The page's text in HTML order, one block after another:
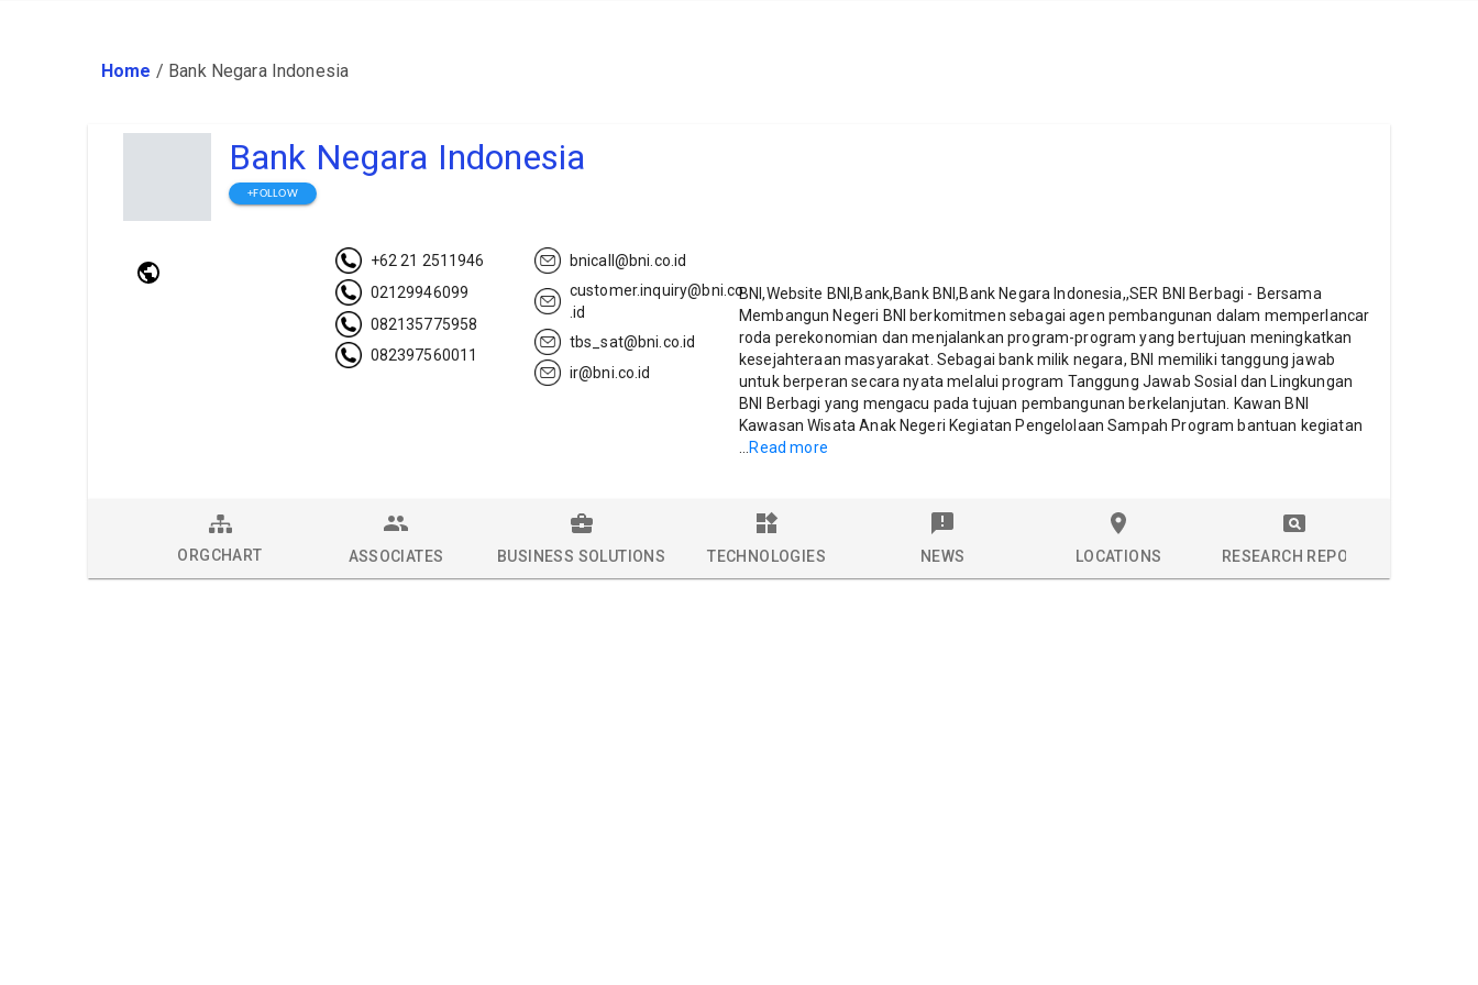
Home / Bank Negara Indonesia
Bank Negara Indonesia
+FOLLOW
+62 21 2511946
02129946099
082135775958
082397560011
bnicall@bni.co.id
customer.inquiry@bni.co
.id
tbs_sat@bni.co.id
ir@bni.co.id
BNI,Website BNI,Bank,Bank BNI,Bank Negara Indonesia,,SER BNI Berbagi - Bersama
Membangun Negeri BNI berkomitmen sebagai agen pembangunan dalam memperlancar
roda perekonomian dan menjalankan program-program yang bertujuan meningkatkan
kesejahteraan masyarakat. Sebagai bank milik negara, BNI memiliki tanggung jawab
untuk berperan secara nyata melalui program Tanggung Jawab Sosial dan Lingkungan
BNI Berbagi yang mengacu pada tujuan pembangunan berkelanjutan. Kawan BNI
Kawasan Wisata Anak Negeri Kegiatan Pengelolaan Sampah Program bantuan kegiatan
Read more
ORGCHART ASSOCIATES BUSINESS SOLUTIONS TECHNOLOGIES NEWS LOCATIONS RESEARCH REPORT